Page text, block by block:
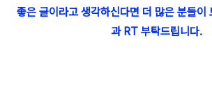
좋은 글이라고 생각하신다면 더 많은 분들이
과 RT 부탁드립니다.